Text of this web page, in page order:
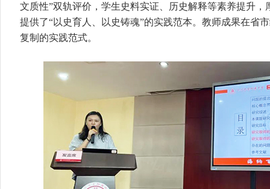
文质性”双轨评价，学生史料实证、历史解释等素养提升
提供了“以史育人、以史铸魂”的实践范本。教师成果在省
复制的实践范式。